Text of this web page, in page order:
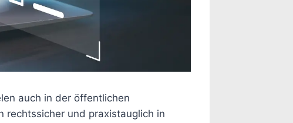
auch in der öffentlichen
rechtssicher und praxistauglich in